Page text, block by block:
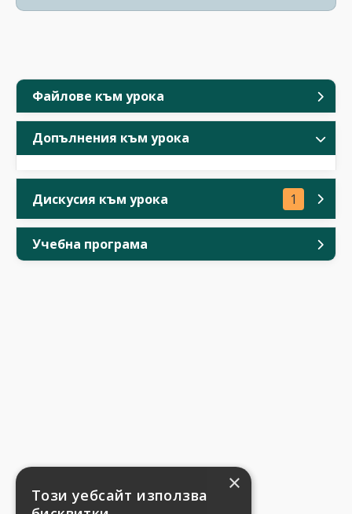
Файлове към урока
Допълнения към урока
Дискусия към урока 1
Учебна програма
×
Този уебсайт използва